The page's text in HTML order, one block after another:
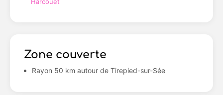
Zone couverte
Rayon 50 km autour de Tirepied-sur-Sée